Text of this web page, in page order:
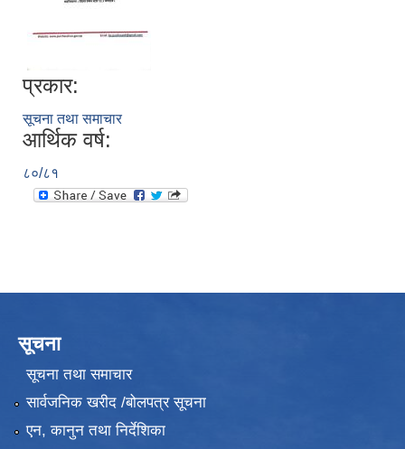
प्रकार:
सूचना तथा समाचार
आर्थिक वर्ष:
८०/८१
सूचना
सूचना तथा समाचार
सार्वजनिक खरीद /बोलपत्र सूचना
एन, कानुन तथा निर्देशिका